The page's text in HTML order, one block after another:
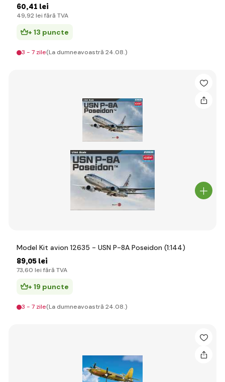
60,41 lei
49,92 lei fără TVA
+ 13 puncte
3 - 7 zile(La dumneavoastră 24.08.)
Model Kit avion 12635 - USN P-8A Poseidon (1:144)
89,05 lei
73,60 lei fără TVA
+ 19 puncte
3 - 7 zile(La dumneavoastră 24.08.)